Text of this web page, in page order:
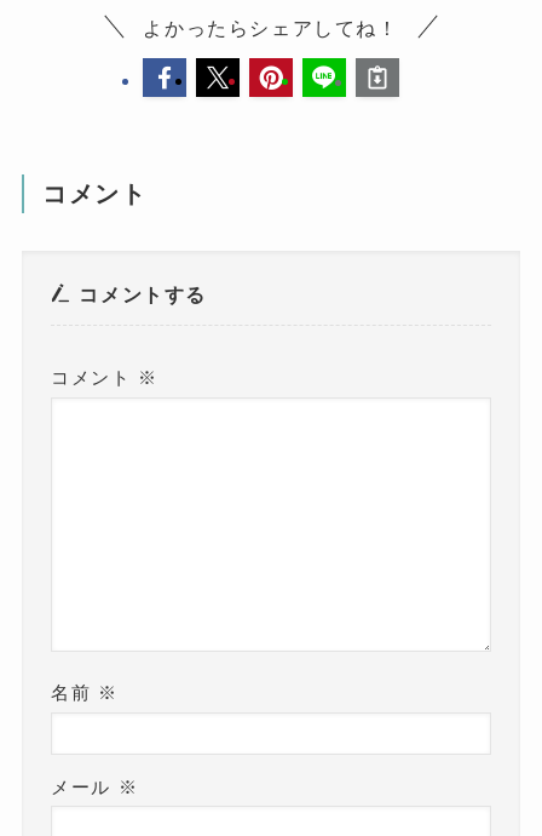
よかったらシェアしてね！
コメント
コメントする
コメント ※
名前 ※
メール ※